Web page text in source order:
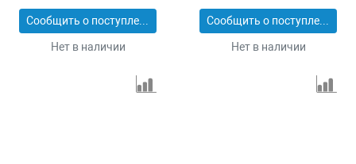
Сообщить о поступлении
Нет в наличии
Сообщить о поступлении
Нет в наличии